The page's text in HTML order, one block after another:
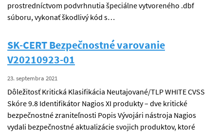
prostredníctvom podvrhnutia špeciálne vytvoreného .dbf
súboru, vykonať škodlivý kód s…
SK-CERT Bezpečnostné varovanie
V20210923-01
23. septembra 2021
Dôležitosť Kritická Klasifikácia Neutajované/TLP WHITE CVSS
Skóre 9.8 Identifikátor Nagios XI produkty – dve kritické
bezpečnostné zraniteľnosti Popis Vývojári nástroja Nagios
vydali bezpečnostné aktualizácie svojich produktov, ktoré